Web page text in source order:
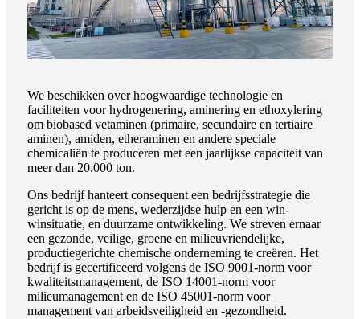
We beschikken over hoogwaardige technologie en
faciliteiten voor hydrogenering, aminering en ethoxylering
om biobased vetaminen (primaire, secundaire en tertiaire
aminen), amiden, etheraminen en andere speciale
chemicaliën te produceren met een jaarlijkse capaciteit van
meer dan 20.000 ton.
Ons bedrijf hanteert consequent een bedrijfsstrategie die
gericht is op de mens, wederzijdse hulp en een win-
winsituatie, en duurzame ontwikkeling. We streven ernaar
een gezonde, veilige, groene en milieuvriendelijke,
productiegerichte chemische onderneming te creëren. Het
bedrijf is gecertificeerd volgens de ISO 9001-norm voor
kwaliteitsmanagement, de ISO 14001-norm voor
milieumanagement en de ISO 45001-norm voor
management van arbeidsveiligheid en -gezondheid.